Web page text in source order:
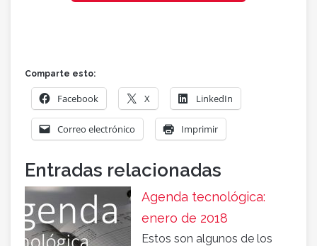
Comparte esto:
Facebook X LinkedIn
Correo electrónico Imprimir
Entradas relacionadas
Agenda tecnológica:
enero de 2018
Estos son algunos de los